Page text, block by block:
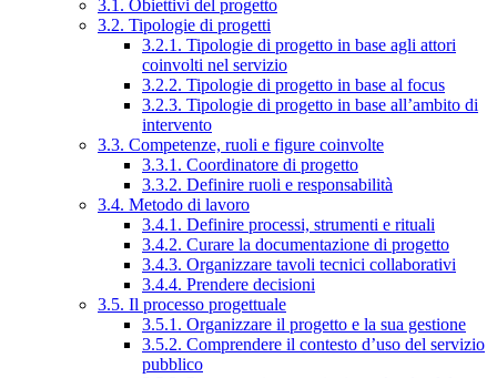
3.1. Obiettivi del progetto
3.2. Tipologie di progetti
3.2.1. Tipologie di progetto in base agli attori
coinvolti nel servizio
3.2.2. Tipologie di progetto in base al focus
3.2.3. Tipologie di progetto in base all’ambito di
intervento
3.3. Competenze, ruoli e figure coinvolte
3.3.1. Coordinatore di progetto
3.3.2. Definire ruoli e responsabilità
3.4. Metodo di lavoro
3.4.1. Definire processi, strumenti e rituali
3.4.2. Curare la documentazione di progetto
3.4.3. Organizzare tavoli tecnici collaborativi
3.4.4. Prendere decisioni
3.5. Il processo progettuale
3.5.1. Organizzare il progetto e la sua gestione
3.5.2. Comprendere il contesto d’uso del servizio
pubblico